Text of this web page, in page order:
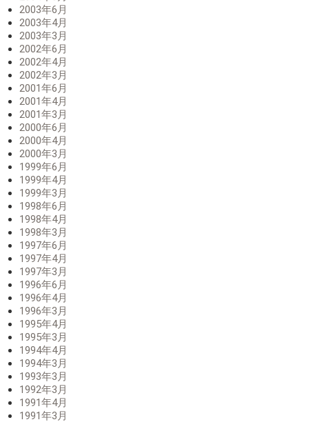
2003年6月
2003年4月
2003年3月
2002年6月
2002年4月
2002年3月
2001年6月
2001年4月
2001年3月
2000年6月
2000年4月
2000年3月
1999年6月
1999年4月
1999年3月
1998年6月
1998年4月
1998年3月
1997年6月
1997年4月
1997年3月
1996年6月
1996年4月
1996年3月
1995年4月
1995年3月
1994年4月
1994年3月
1993年3月
1992年3月
1991年4月
1991年3月